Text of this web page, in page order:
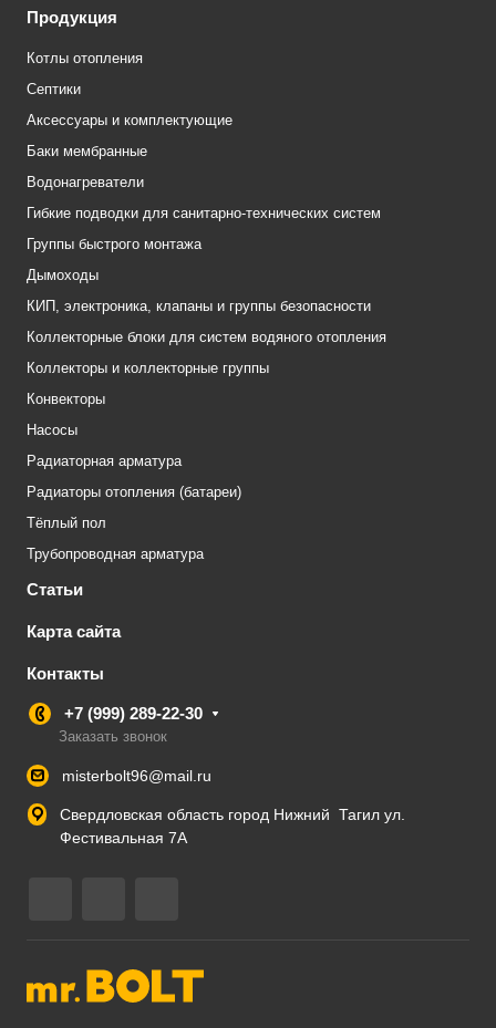
Продукция
Котлы отопления
Септики
Аксессуары и комплектующие
Баки мембранные
Водонагреватели
Гибкие подводки для санитарно-технических систем
Группы быстрого монтажа
Дымоходы
КИП, электроника, клапаны и группы безопасности
Коллекторные блоки для систем водяного отопления
Коллекторы и коллекторные группы
Конвекторы
Насосы
Радиаторная арматура
Радиаторы отопления (батареи)
Тёплый пол
Трубопроводная арматура
Статьи
Карта сайта
Контакты
+7 (999) 289-22-30
Заказать звонок
misterbolt96@mail.ru
Свердловская область город Нижний Тагил ул.
Фестивальная 7А